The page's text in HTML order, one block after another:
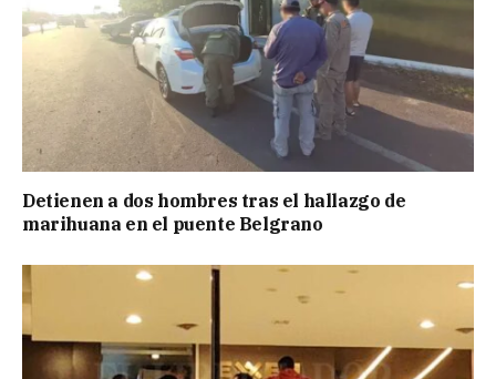
Detienen a dos hombres tras el hallazgo de
marihuana en el puente Belgrano